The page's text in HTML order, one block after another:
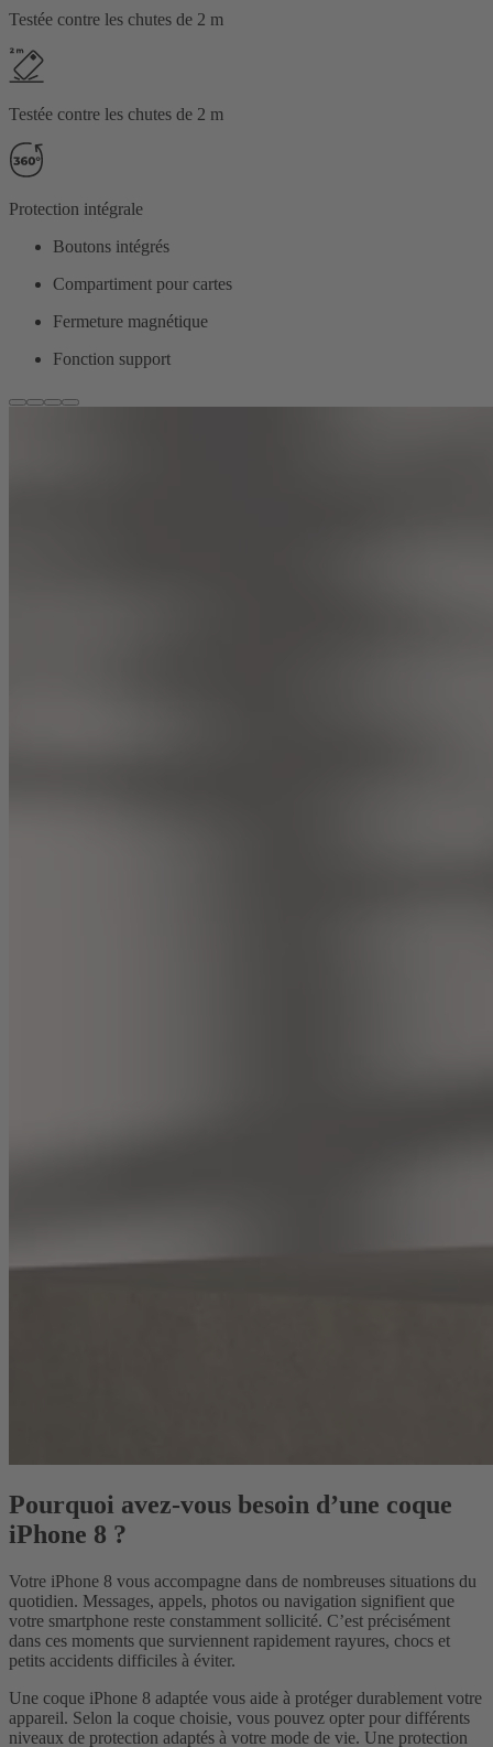
Testée contre les chutes de 2 m
Testée contre les chutes de 2 m
Protection intégrale
Boutons intégrés
Compartiment pour cartes
Fermeture magnétique
Fonction support
Pourquoi avez-vous besoin d’une coque
iPhone 8 ?
Votre iPhone 8 vous accompagne dans de nombreuses situations du
quotidien. Messages, appels, photos ou navigation signifient que
votre smartphone reste constamment sollicité. C’est précisément
dans ces moments que surviennent rapidement rayures, chocs et
petits accidents difficiles à éviter.
Une coque iPhone 8 adaptée vous aide à protéger durablement votre
appareil. Selon la coque choisie, vous pouvez opter pour différents
niveaux de protection adaptés à votre mode de vie. Une protection